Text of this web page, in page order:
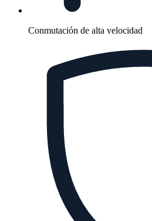
Conmutación de alta velocidad